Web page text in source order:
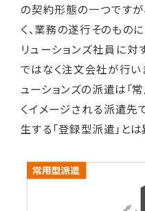
の契約形態の一つです
く、業務の遂行そのもの
リューションズ社員に
ではなく注文会社が行い
ューションズの派遣は「
くイメージされる派遣
生する「登録型派遣」とは